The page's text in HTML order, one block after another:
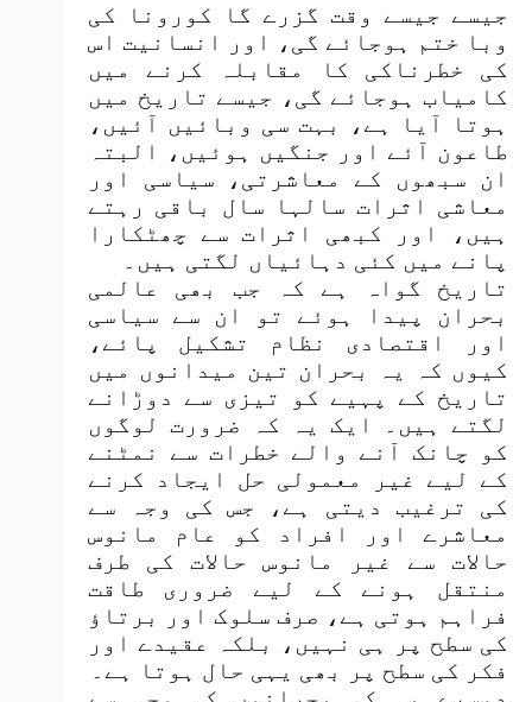
جیسے جیسے وقت گزرے گا کورونا کی
وبا ختم ہوجائے گی، اور انسانیت اس
کی خطرناکی کا مقابلہ کرنے میں
کامیاب ہوجائے گی، جیسے تاریخ میں
ہوتا آیا ہے، بہت سی وبائیں آئیں،
طاعون آئے اور جنگیں ہوئیں، البتہ
ان سبھوں کے معاشرتی، سیاسی اور
معاشی اثرات سالہا سال باقی رہتے
ہیں، اور کبھی اثرات سے چھٹکارا
پانے میں کئی دہائیاں لگتی ہیں۔
تاریخ گواہ ہے کہ جب بھی عالمی
بحران پیدا ہوئے تو ان سے سیاسی
اور اقتصادی نظام تشکیل پائے،
کیوں کہ یہ بحران تین میدانوں میں
تاریخ کے پہیے کو تیزی سے دوڑانے
لگتے ہیں۔ ایک یہ کہ ضرورت لوگوں
کو چانک آنے والے خطرات سے نمٹنے
کے لیے غیر معمولی حل ایجاد کرنے
کی ترغیب دیتی ہے، جس کی وجہ سے
معاشرے اور افراد کو عام مانوس
حالات سے غیر مانوس حالات کی طرف
منتقل ہونے کے لیے ضروری طاقت
فراہم ہوتی ہے، صرف سلوک اور برتاؤ
کی سطح پر ہی نہیں، بلکہ عقیدے اور
فکر کی سطح پر بھی یہی حال ہوتا ہے۔